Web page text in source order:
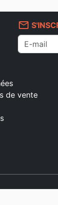
mail_outline
de vente